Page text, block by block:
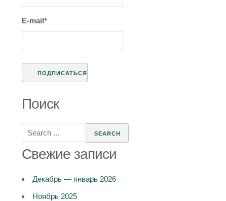
E-mail*
Поиск
Search
for:
Свежие записи
Декабрь — январь 2026
Ноябрь 2025